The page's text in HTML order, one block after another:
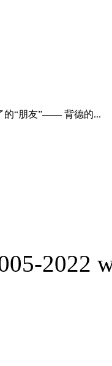
的“朋友”—— 背德的...
2022